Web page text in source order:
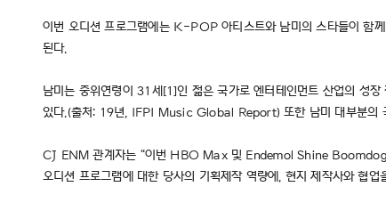
이번 오디션 프로그램에는 K-POP 아티스트와 남미의 스타들이 함
된다.
남미는 중위연령이 31세[1]인 젊은 국가로 엔터테인먼트 산업의 성
있다.(출처: 19년, IFPI Music Global Report) 또한 남미 대부분의
CJ ENM 관계자는 “이번 HBO Max 및 Endemol Shine Boomdog
오디션 프로그램에 대한 당사의 기획제작 역량에, 현지 제작사와 협